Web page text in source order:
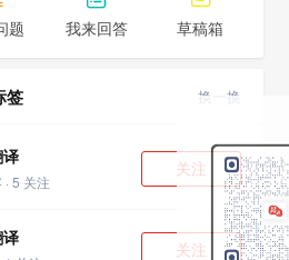
题 我来回答 草稿箱
签 换一换
5 关注
关注
关注